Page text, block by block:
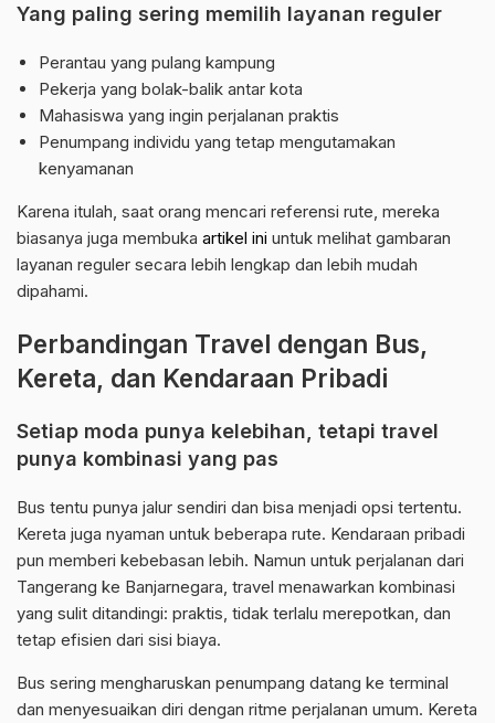
Yang paling sering memilih layanan reguler
Perantau yang pulang kampung
Pekerja yang bolak-balik antar kota
Mahasiswa yang ingin perjalanan praktis
Penumpang individu yang tetap mengutamakan
kenyamanan
Karena itulah, saat orang mencari referensi rute, mereka
biasanya juga membuka artikel ini untuk melihat gambaran
layanan reguler secara lebih lengkap dan lebih mudah
dipahami.
Perbandingan Travel dengan Bus,
Kereta, dan Kendaraan Pribadi
Setiap moda punya kelebihan, tetapi travel
punya kombinasi yang pas
Bus tentu punya jalur sendiri dan bisa menjadi opsi tertentu.
Kereta juga nyaman untuk beberapa rute. Kendaraan pribadi
pun memberi kebebasan lebih. Namun untuk perjalanan dari
Tangerang ke Banjarnegara, travel menawarkan kombinasi
yang sulit ditandingi: praktis, tidak terlalu merepotkan, dan
tetap efisien dari sisi biaya.
Bus sering mengharuskan penumpang datang ke terminal
dan menyesuaikan diri dengan ritme perjalanan umum. Kereta